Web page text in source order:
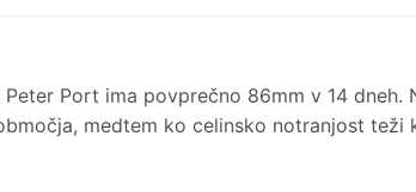
Port ima povprečno 86mm v 14 dneh.
medtem ko celinsko notranjost teži